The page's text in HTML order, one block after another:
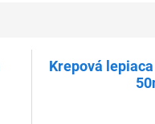
Krepová